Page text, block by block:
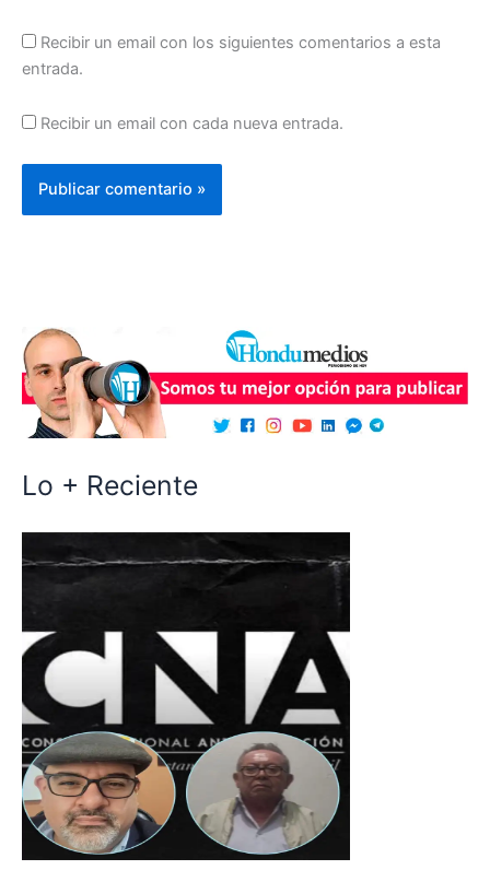
Recibir un email con los siguientes comentarios a esta
entrada.
Recibir un email con cada nueva entrada.
Lo + Reciente